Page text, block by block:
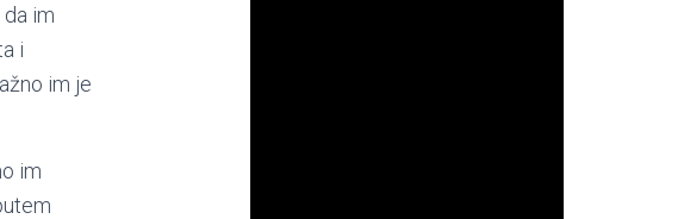
im
i
im je
im